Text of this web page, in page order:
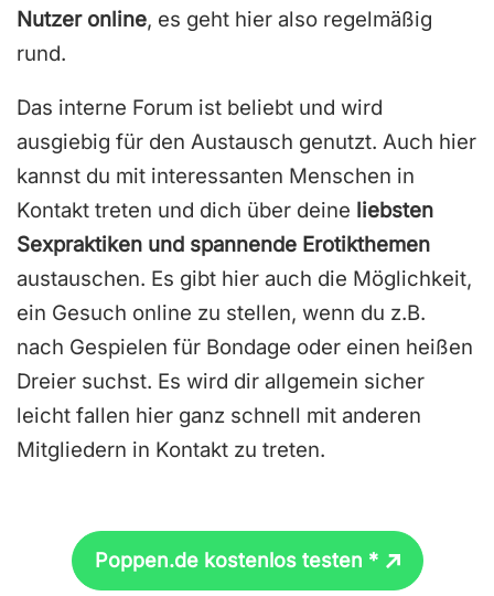
Nutzer online, es geht hier also regelmäßig
rund.
Das interne Forum ist beliebt und wird
ausgiebig für den Austausch genutzt. Auch hier
kannst du mit interessanten Menschen in
Kontakt treten und dich über deine liebsten
Sexpraktiken und spannende Erotikthemen
austauschen. Es gibt hier auch die Möglichkeit,
ein Gesuch online zu stellen, wenn du z.B.
nach Gespielen für Bondage oder einen heißen
Dreier suchst. Es wird dir allgemein sicher
leicht fallen hier ganz schnell mit anderen
Mitgliedern in Kontakt zu treten.
Poppen.de kostenlos testen *